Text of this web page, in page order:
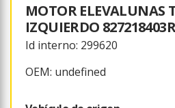
MOTOR ELEVALUNAS
IZQUIERDO 827218403R
Id interno: 299620
OEM: undefined